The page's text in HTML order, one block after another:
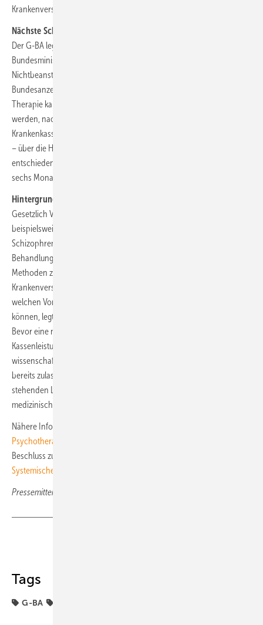
Krankenversicherung verfügen.
Nächste Schritte bis zur Inanspruchnahme
Der G-BA legt seinen Richtlinienbeschluss nun dem
Bundesministerium für Gesundheit zur rechtlichen Prüfung vor. Nach
Nichtbeanstandung wird die Änderung der Richtlinie im
Bundesanzeiger veröffentlicht und tritt in Kraft. Die Systemische
Therapie kann bei Kindern und Jugendlichen aber erst angewendet
werden, nachdem der
Krankenkassen – ein Gremium, in das der G-BA nicht eingebunden ist
– über die Höhe der Vergütung im Einheitlichen Bewertungsmaßstab
entschieden hat. Hierfür hat der Bewertungsausschuss maximal
sechs Monate nach Inkrafttreten des Beschlusses Zeit.
Hintergrund: Ambulante Psychotherapie
Gesetzlich Versicherte haben bei einer psychischen Erkrankung –
beispielsweise Depression, Angst- und Zwangsstörung oder
Schizophrenie – Anspruch auf eine psychotherapeutische
Behandlung. Welche psychotherapeutischen Verfahren und
Methoden zum ambulanten Leistungsspektrum der gesetzlichen
Krankenversicherung gehören, in welchem Umfang und unter
welchen Voraussetzungen sie in Anspruch genommen werden
können, legt der G-BA in der
Bevor eine neue psychotherapeutische Behandlungsform ambulante
Kassenleistung werden kann, bewertet der G-BA den Stand der
wissenschaftlichen Erkenntnisse. Er überprüft, ob sie – im Vergleich zu
bereits zulasten der gesetzlichen Krankenversicherung zur Verfügung
stehenden Leistungen – einen therapeutischen Nutzen hat und ob sie
medizinisch notwendig und wirtschaftlich ist.
Nähere Informationen auf der Website des G-BA:
Psychotherapie
Beschluss zu dieser Pressemitteilung
Systemische Therapie bei Kindern und Jugendlichen
Pressemitteilung des GB-A Gemeinsamer Bundesausschuss
Tags
G-BA